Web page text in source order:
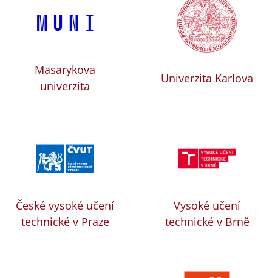
Masarykova
univerzita
Univerzita Karlova
České vysoké učení
technické v Praze
Vysoké učení
technické v Brně